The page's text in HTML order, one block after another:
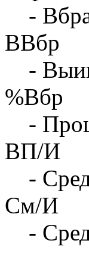
-
ВВбр
-
%Вбр
-
ВП/И
-
См/И
-